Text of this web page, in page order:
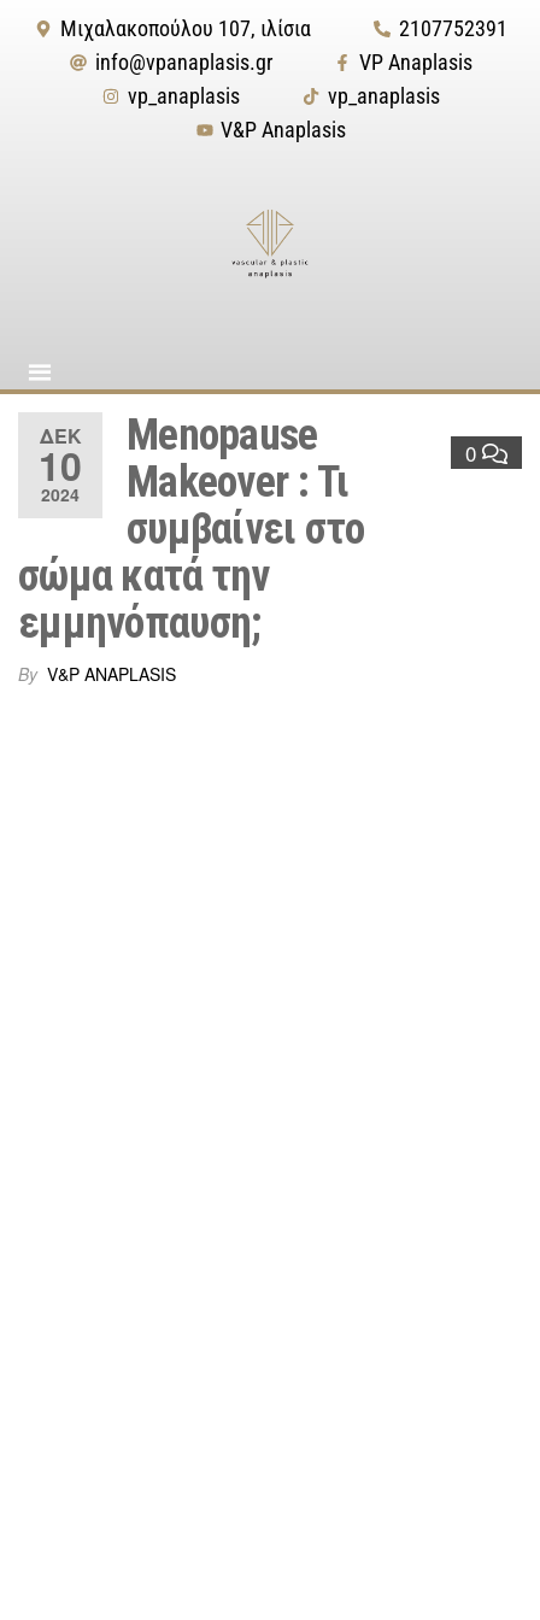
Μιχαλακοπούλου 107, ιλίσια
2107752391
info@vpanaplasis.gr
VP Αnaplasis
vp_anaplasis
vp_anaplasis
V&P Anaplasis
ΔΕΚ
10
2024
0
Menopause
Makeover : Τι
συμβαίνει στο
σώμα κατά την
εμμηνόπαυση;
By V&P ANAPLASIS